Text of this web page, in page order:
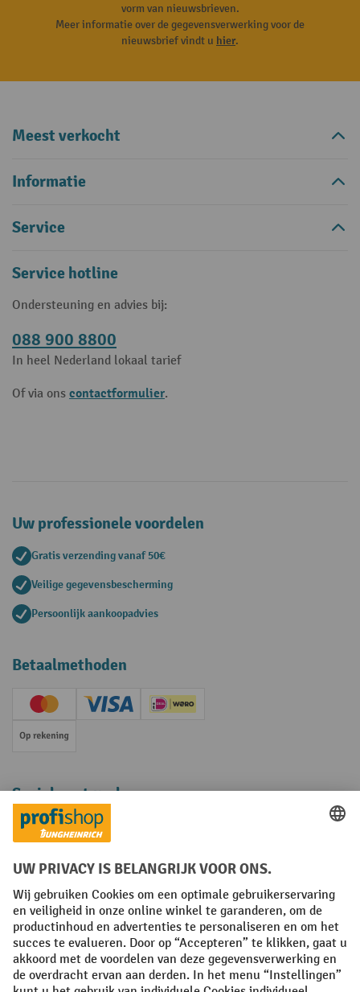
vorm van nieuwsbrieven.
Meer informatie over de gegevensverwerking voor de
nieuwsbrief vindt u hier.
Meest verkocht
Informatie
Service
Service hotline
Ondersteuning en advies bij:
088 900 8800
In heel Nederland lokaal tarief
Of via ons contactformulier.
Uw professionele voordelen
Gratis verzending vanaf 50€
Veilige gegevensbescherming
Persoonlijk aankoopadvies
Betaalmethoden
Creditcard (Master)Creditcard (Visa)iDEAL | Wero
Op rekening
Sociale netwerken
Facebook
YouTube
LinkedInInstagram
Algemene leveringsvoorwaarden Copyright
Privacyverklaring Privacy Instellingen
All prices excl. VAT plusshipping costs and possible delivery charges,